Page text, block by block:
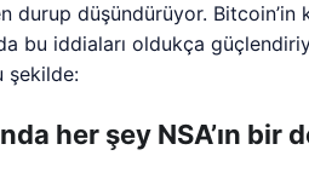
durup düşündürüyor. Bitcoin’in
bu iddiaları oldukça
şekilde:
her şey NSA’ın bir